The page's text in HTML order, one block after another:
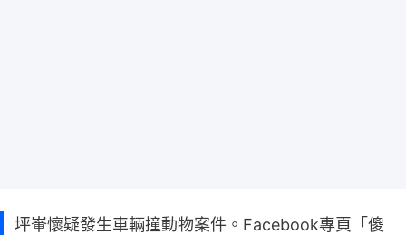
坪輋懷疑發生車輛撞動物案件。Facebook專頁「傻